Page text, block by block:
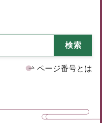
ページ番号とは